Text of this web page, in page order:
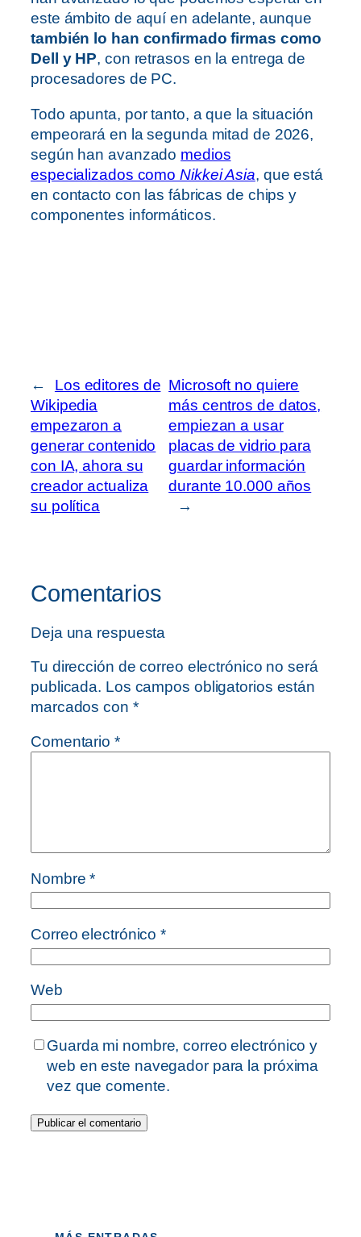
este ámbito de aquí en adelante, aunque
también lo han confirmado firmas como
Dell y HP, con retrasos en la entrega de
procesadores de PC.
Todo apunta, por tanto, a que la situación
empeorará en la segunda mitad de 2026,
según han avanzado medios
especializados como Nikkei Asia, que está
en contacto con las fábricas de chips y
componentes informáticos.
←
Los editores de
Wikipedia
empezaron a
generar contenido
con IA, ahora su
creador actualiza
su política
Microsoft no quiere
más centros de datos,
empiezan a usar
placas de vidrio para
guardar información
durante 10.000 años
→
Comentarios
Deja una respuesta
Tu dirección de correo electrónico no será
publicada. Los campos obligatorios están
marcados con *
Comentario *
Nombre*
Correo electrónico*
Web
Guarda mi nombre, correo electrónico y
web en este navegador para la próxima
vez que comente.